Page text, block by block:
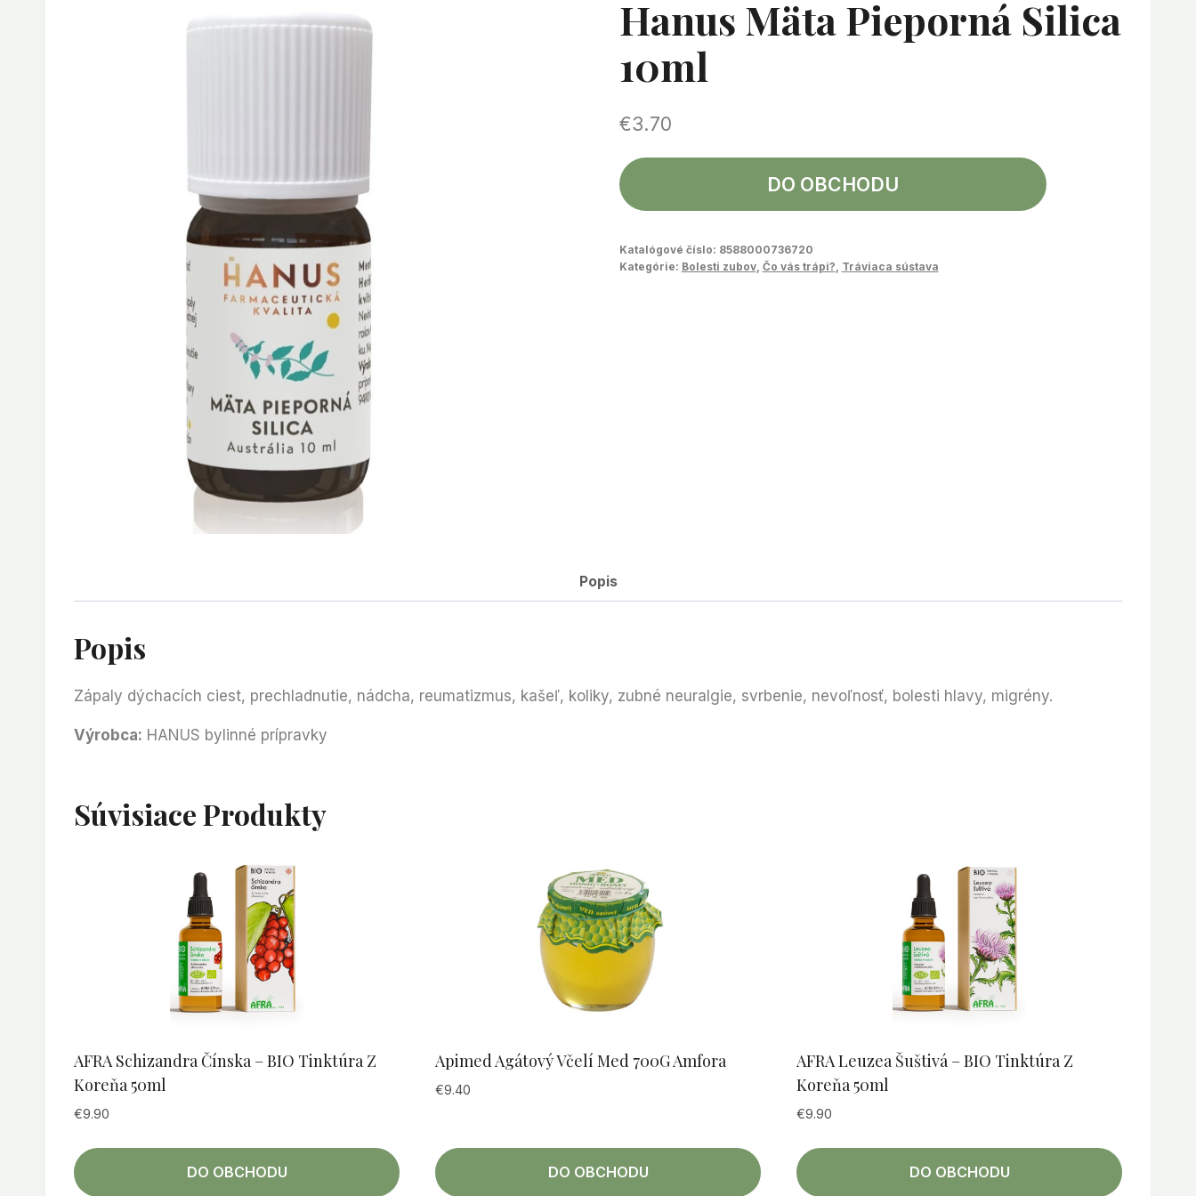
Hanus Mäta Pieporná Silica
10ml
€3.70
DO OBCHODU
Katalógové číslo: 8588000736720
Kategórie: Bolesti zubov, Čo vás trápi? Tráviaca sústava
Popis
Popis
Zápaly dýchacích ciest, prechladnutie, nádcha, reumatizmus, kašeľ, koliky, zubné neuralgie, svrbenie, nevoľnosť, bolesti hlavy, migrény.
Výrobca: HANUS bylinné prípravky
Súvisiace Produkty
AFRA Schizandra Čínska – BIO Tinktúra Z
Koreňa 50ml
€9.90
DO OBCHODU
Apimed Agátový Včelí Med 700G Amfora
€9.40
DO OBCHODU
AFRA Leuzea Šuštivá – BIO Tinktúra Z
Koreňa 50ml
€9.90
DO OBCHODU